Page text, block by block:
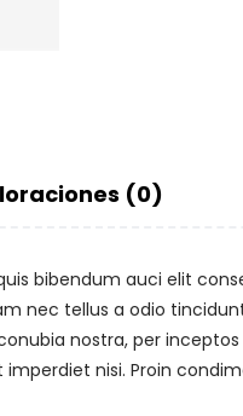
(0)
bibendum auci elit
nec tellus a odio
nostra, per
nisi. Proin